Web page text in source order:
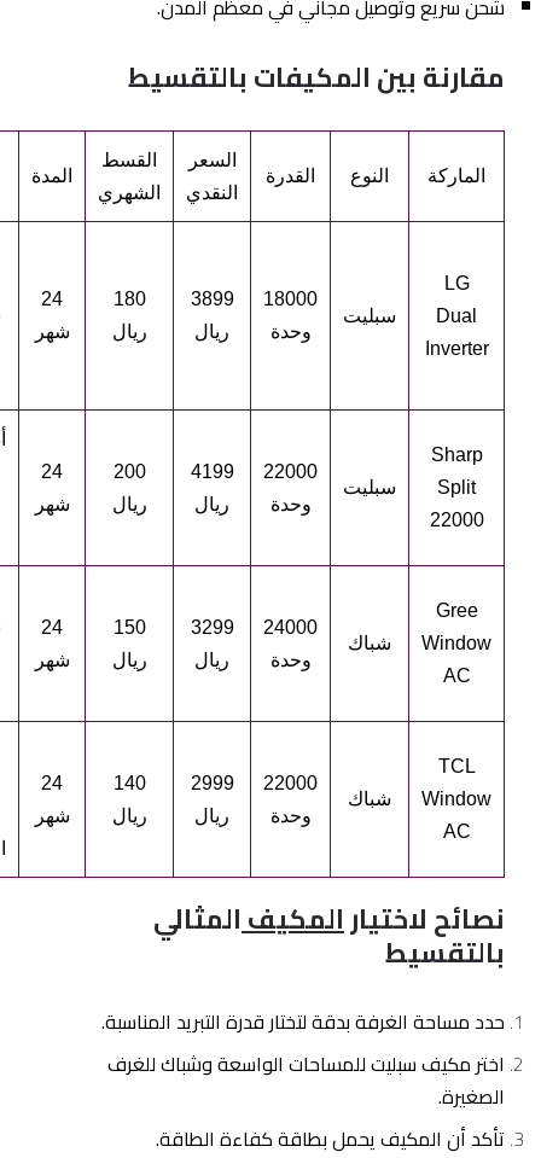
مقارنة بين المكيفات بالتقسيط
الماركة النوع القدرة
السعر
النقدي
القسط
الشهري
المدة
LG
Dual
Inverter
سبليت
18000
وحدة
3899
ريال
180
ريال
24
شهر
Sharp
Split
22000
سبليت
22000
وحدة
4199
ريال
200
ريال
24
شهر
Gree
Window
AC
شباك
24000
وحدة
3299
ريال
150
ريال
24
شهر
TCL
Window
AC
شباك
22000
وحدة
2999
ريال
140
ريال
24
شهر
نصائح لاختيارالمكيفالمثالي
بالتقسيط
حدد مساحة الغرفة بدقة لتختار قدرة التبريد المناسبة.
اختر مكيف سبليت للمساحات الواسعة وشباك للغرف
الصغيرة.
تأكد أن المكيف يحمل بطاقة كفاءة الطاقة.